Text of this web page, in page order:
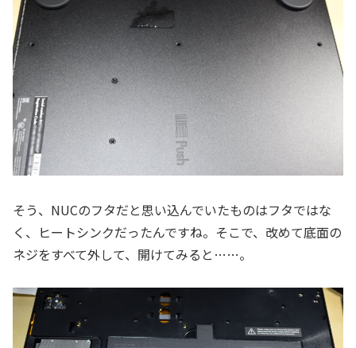
そう、NUCのフタだと思い込んでいたものはフタではな
く、ヒートシンクだったんですね。そこで、改めて底面の
ネジをすべて外して、開けてみると……。